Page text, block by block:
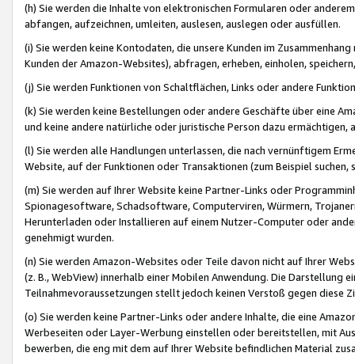
(h) Sie werden die Inhalte von elektronischen Formularen oder
abfangen, aufzeichnen, umleiten, auslesen, auslegen oder ausfüllen.
(i) Sie werden keine Kontodaten, die unsere Kunden im
Kunden der Amazon-Websites), abfragen, erheben, einholen,
(j) Sie werden Funktionen von Schaltflächen, Links oder andere
(k) Sie werden keine Bestellungen oder andere Geschäfte über eine
und keine andere natürliche oder juristische Person dazu
(l) Sie werden alle Handlungen unterlassen, die nach vernünftigem
Website, auf der Funktionen oder Transaktionen (zum Beispiel
(m) Sie werden auf Ihrer Website keine Partner-Links oder
Spionagesoftware, Schadsoftware, Computerviren, Würmern,
Herunterladen oder Installieren auf einem Nutzer-Computer oder
genehmigt wurden.
(n) Sie werden Amazon-Websites oder Teile davon nicht auf Ihrer
(z. B., WebView) innerhalb einer Mobilen Anwendung. Die Darstellung
Teilnahmevoraussetzungen stellt jedoch keinen Verstoß gegen diese
(o) Sie werden keine Partner-Links oder andere Inhalte, die eine
Werbeseiten oder Layer-Werbung einstellen oder bereitstellen, mit
bewerben, die eng mit dem auf Ihrer Website befindlichen Material